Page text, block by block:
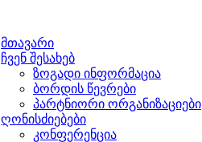
მთავარი
ჩვენ შესახებ
ზოგადი ინფორმაცია
ბორდის წევრები
პარტნიორი ორგანიზაციები
ღონისძიებები
კონფერენცია